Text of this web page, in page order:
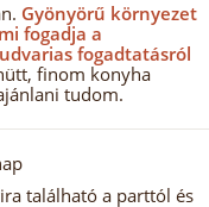
Gyönyörű környezet
fogadja a
fogadtatásról
finom konyha
tudom.
található a parttól és